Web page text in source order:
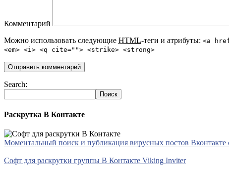
Комментарий
Можно использовать следующие HTML-теги и атрибуты: <a
<em> <i> <q cite=""> <strike> <strong>
Search:
Раскрутка В Контакте
Моментальный поиск и публикация вирусных постов
Софт для раскрутки группы В Контакте Viking Inviter